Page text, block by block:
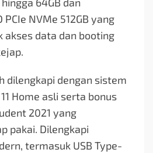
NVMe 512GB yang
akses data dan booting
dilengkapi dengan sistem
Home asli serta bonus
2021 yang
pakai. Dilengkapi
termasuk USB Type-